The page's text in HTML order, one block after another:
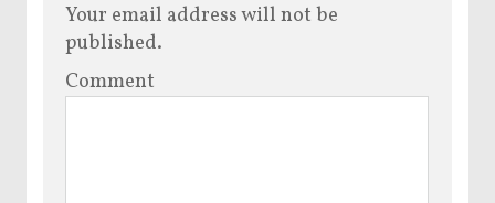
Your email address will not be
published.
Comment